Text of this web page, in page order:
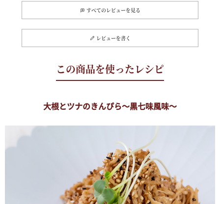
すべてのレビューを見る
レビューを書く
大根とツナのきんぴら～黒七味風味～